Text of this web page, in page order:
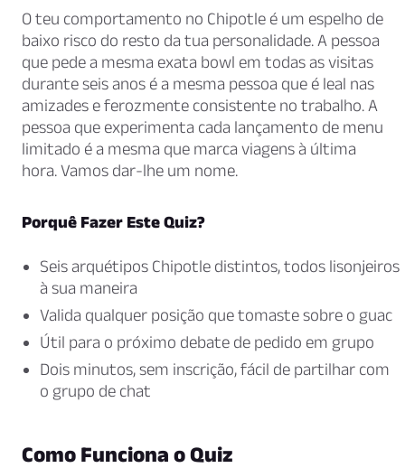
O teu comportamento no Chipotle é um espelho de
baixo risco do resto da tua personalidade. A pessoa
que pede a mesma exata bowl em todas as visitas
durante seis anos é a mesma pessoa que é leal nas
amizades e ferozmente consistente no trabalho. A
pessoa que experimenta cada lançamento de menu
limitado é a mesma que marca viagens à última
hora. Vamos dar-lhe um nome.
Porquê Fazer Este Quiz?
Seis arquétipos Chipotle distintos, todos lisonjeiros
à sua maneira
Valida qualquer posição que tomaste sobre o guac
Útil para o próximo debate de pedido em grupo
Dois minutos, sem inscrição, fácil de partilhar com
o grupo de chat
Como Funciona o Quiz